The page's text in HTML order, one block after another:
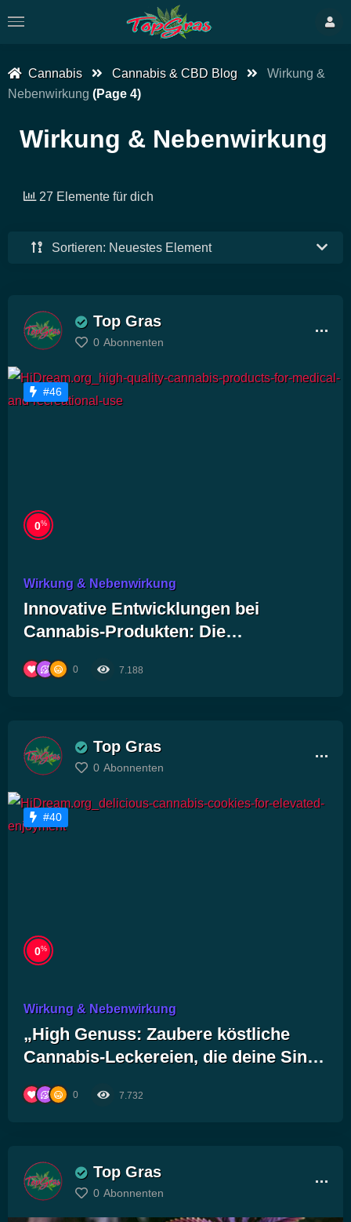
Cannabis Cannabis & CBD Blog
Wirkung &
Nebenwirkung (Page 4)
Wirkung & Nebenwirkung
Sortieren: Neuestes Element
27 Elemente für dich
Top Gras
0 Abonnenten
#46
0%
Wirkung & Nebenwirkung
Innovative Entwicklungen bei
Cannabis-Produkten: Die
medizinische und Freizeitzwecke
0 7.188
Top Gras
0 Abonnenten
#40
0%
Wirkung & Nebenwirkung
„High Genuss: Zaubere köstliche
Cannabis-Leckereien, die deine Sinne
0 7.732
Top Gras
0 Abonnenten